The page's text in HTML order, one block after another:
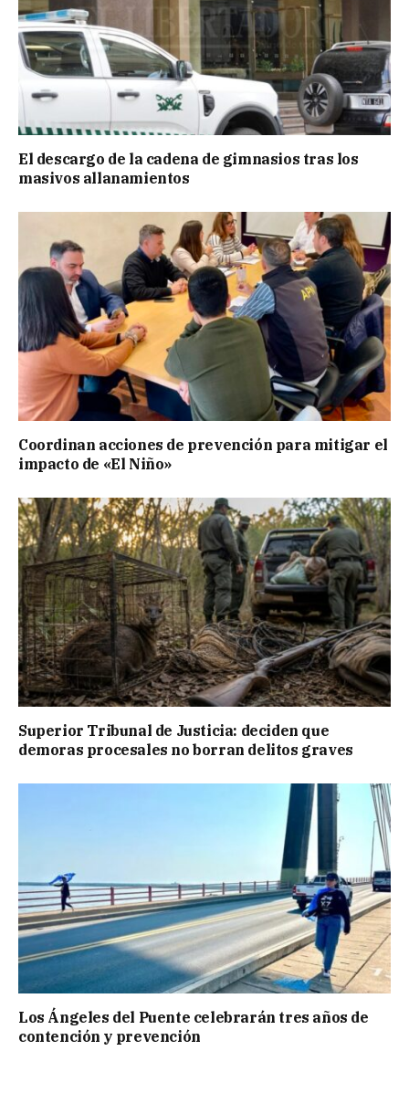
El descargo de la cadena de gimnasios tras los
masivos allanamientos
Coordinan acciones de prevención para mitigar el
impacto de «El Niño»
Superior Tribunal de Justicia: deciden que
demoras procesales no borran delitos graves
Los Ángeles del Puente celebrarán tres años de
contención y prevención